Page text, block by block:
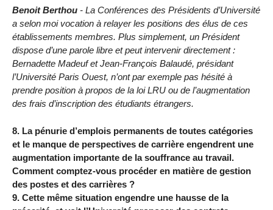
Benoit Berthou - La Conférences des Présidents d’Université
a selon moi vocation à relayer les positions des élus de ces
établissements membres. Plus simplement, un Président
dispose d’une parole libre et peut intervenir directement :
Bernadette Madeuf et Jean-François Balaudé, présidant
l’Université Paris Ouest, n’ont par exemple pas hésité à
prendre position à propos de la loi LRU ou de l’augmentation
des frais d’inscription des étudiants étrangers.
8. La pénurie d’emplois permanents de toutes catégories
et le manque de perspectives de carrière engendrent une
augmentation importante de la souffrance au travail.
Comment comptez-vous procéder en matière de gestion
des postes et des carrières ?
9. Cette même situation engendre une hausse de la